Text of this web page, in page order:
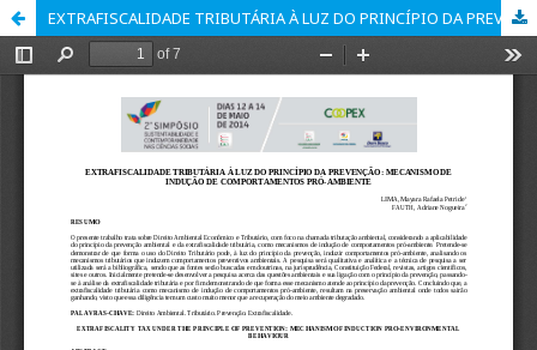
EXTRAFISCALIDADE TRIBUTÁRIA À LUZ DO PRINCÍPIO DA PREVENÇÃO: MECANISMO DE INDUÇÃO DE COMPORTAMENTOS PRÓ-AMBIENTE